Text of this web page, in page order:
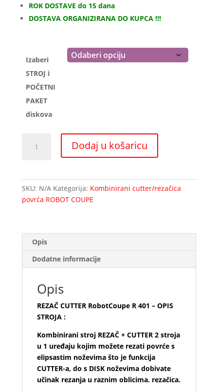
59,00 €
do
ROK DOSTAVE do 15 dana
DOSTAVA ORGANIZIRANA DO KUPCA !!!
Izaberi
STROJ i
POČETNI
PAKET
diskova
CUTTER
RobotCoupe
Dodaj u košaricu
SKU: N/A Kategorija: Kombinirani cutter/rezačica
povrća ROBOT COUPE
Opis
Dodatne informacije
Opis
REZAČ CUTTER RobotCoupe R 401 – OPIS
STROJA :
Kombinirani stroj REZAČ + CUTTER 2 stroja
u 1 uređaju kojim možete rezati povrće s
elipsastim noževima što je funkcija
CUTTER-a, do s DISK noževima dobivate
učinak rezanja u raznim oblicima. rezačica.